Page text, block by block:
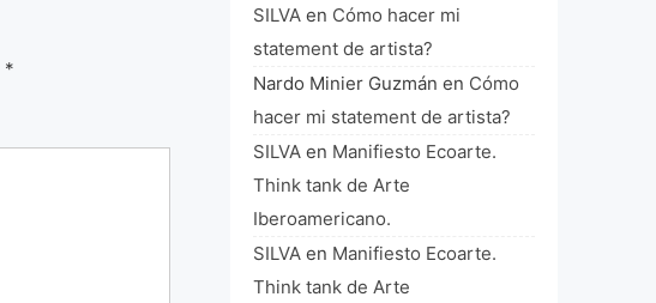
*
SILVA en Cómo hacer mi
statement de artista?
Nardo Minier Guzmán en Cómo
hacer mi statement de artista?
SILVA en Manifiesto Ecoarte.
Think tank de Arte
Iberoamericano.
SILVA en Manifiesto Ecoarte.
Think tank de Arte